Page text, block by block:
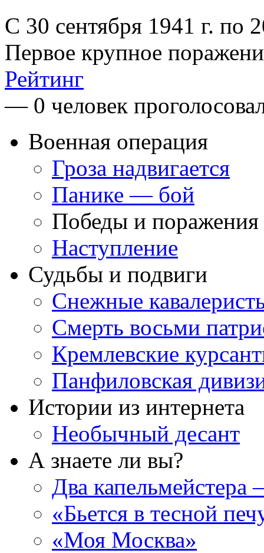
С 30 сентября 1941 г. по
Первое крупное
Рейтинг
— 0 человек
Военная операция
Гроза надвигается
Панике — бой
Победы и поражения
Наступление
Судьбы и подвиги
Снежные
Смерть восьми
Кремлевские
Панфиловская
Истории из интернета
Необычный десант
А знаете ли вы?
Два капельмейстера
«Бьется в тесной
«Моя Москва»